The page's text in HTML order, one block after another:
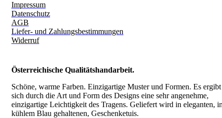
Impressum
Datenschutz
AGB
Liefer- und Zahlungsbestimmungen
Widerruf
Österreichische Qualitätshandarbeit.
Schöne, warme Farben. Einzigartige Muster und Formen. Es ergibt
sich durch die Art und Form des Designs eine sehr angenehme,
einzigartige Leichtigkeit des Tragens. Geliefert wird in eleganten,
kühlem Blau gehaltenen, Geschenketuis.